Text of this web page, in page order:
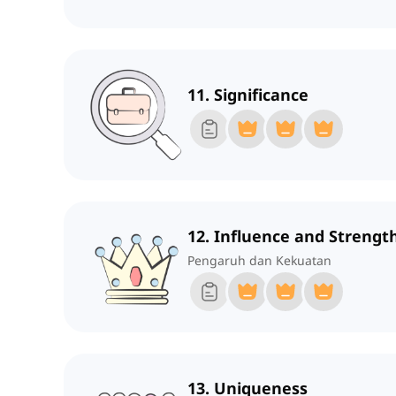
11. Significance
12. Influence and
Pengaruh dan Kekuatan
13. Uniqueness